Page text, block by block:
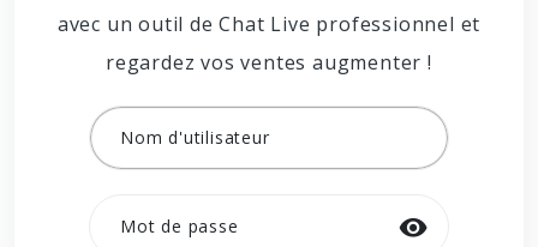
avec un outil de Chat Live professionnel et
regardez vos ventes augmenter !
Nom d'utilisateur
Mot de passe